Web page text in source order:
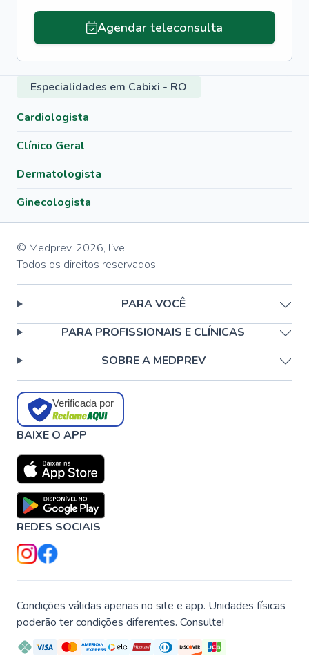
Agendar teleconsulta
Especialidades em Cabixi - RO
Cardiologista
Clínico Geral
Dermatologista
Ginecologista
© Medprev, 2026, live
Todos os direitos reservados
PARA VOCÊ
PARA PROFISSIONAIS E CLÍNICAS
SOBRE A MEDPREV
Verificada por
BAIXE O APP
REDES SOCIAIS
Condições válidas apenas no site e app. Unidades físicas
poderão ter condições diferentes. Consulte!